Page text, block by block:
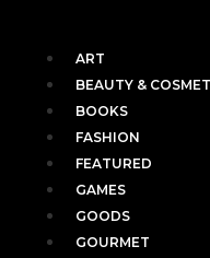
ART
BEAUTY &
BOOKS
FASHION
FEATURED
GAMES
GOODS
GOURMET